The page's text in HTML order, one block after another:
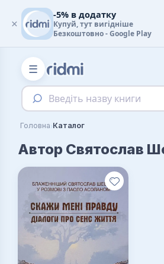
☰
Введіть назву книги
Головна›Каталог
Автор Святослав
×
-5% в додатку
Купуй, тут вигідніше
Безкоштовно - Google Play